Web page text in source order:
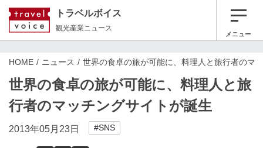
トラベルボイス
観光産業ニュース
メニュー
HOME ニュース 世界の食卓の旅が可能に、料理人と旅行者のマ
世界の食卓の旅が可能に、料理人と旅
行者のマッチングサイトが誕生
2013年05月23日 #SNS